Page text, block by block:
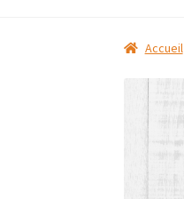
Accueil